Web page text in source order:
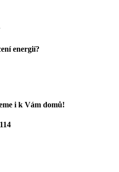
energií?
i k Vám domů!